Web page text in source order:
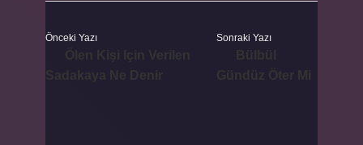
Önceki Yazı Sonraki Yazı